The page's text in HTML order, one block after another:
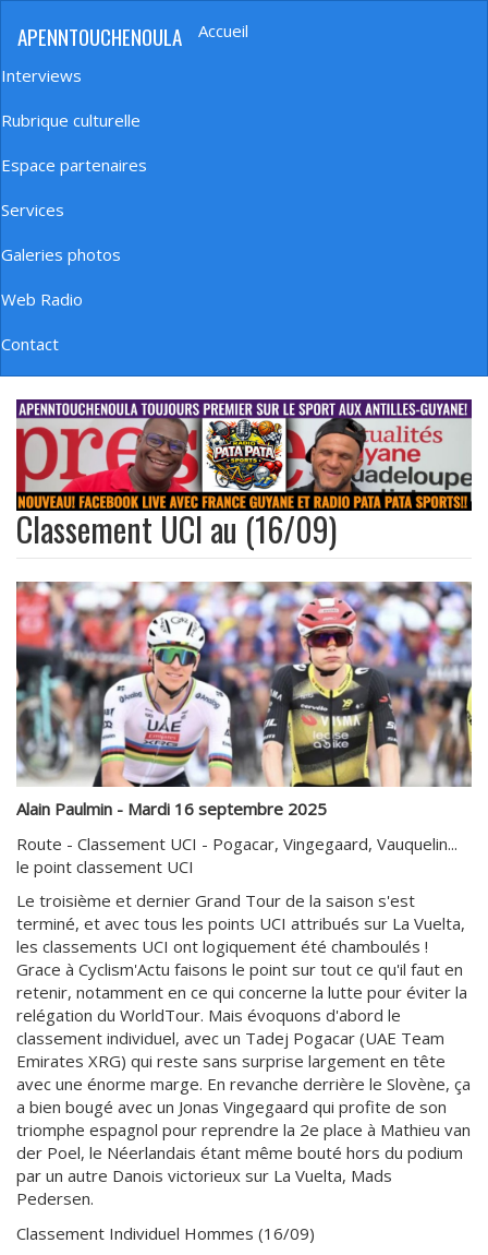
principal
APENNTOUCHENOULA
Navigation
principale
Accueil
Interviews
Rubrique culturelle
Espace partenaires
Services
Galeries photos
Web Radio
Contact
banniere_img
Classement UCI au (16/09)
Alain Paulmin - Mardi 16 septembre 2025
Route - Classement UCI - Pogacar, Vingegaard, Vauquelin...
le point classement UCI
Le troisième et dernier Grand Tour de la saison s'est
terminé, et avec tous les points UCI attribués sur La Vuelta,
les classements UCI ont logiquement été chamboulés !
Grace à Cyclism'Actu faisons le point sur tout ce qu'il faut en
retenir, notamment en ce qui concerne la lutte pour éviter la
relégation du WorldTour. Mais évoquons d'abord le
classement individuel, avec un Tadej Pogacar (UAE Team
Emirates XRG) qui reste sans surprise largement en tête
avec une énorme marge. En revanche derrière le Slovène, ça
a bien bougé avec un Jonas Vingegaard qui profite de son
triomphe espagnol pour reprendre la 2e place à Mathieu van
der Poel, le Néerlandais étant même bouté hors du podium
par un autre Danois victorieux sur La Vuelta, Mads
Pedersen.
Classement Individuel Hommes (16/09)